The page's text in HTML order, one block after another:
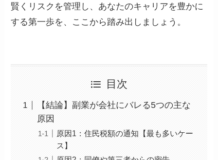
賢くリスクを管理し、あなたのキャリアを豊かに
する第一歩を、ここから踏み出しましょう。
目次
【結論】副業が会社にバレる5つの主な
原因
原因1：住民税額の通知【最も多いケー
ス】